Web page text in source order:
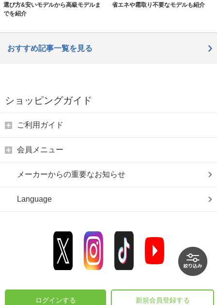
選び方&安いモデルから高級モデルま
でを紹介
省エネや霜取り不要なモデルも紹介
おすすめ記事一覧を見る
ショッピングガイド
ご利用ガイド
会員メニュー
メーカーからの重要なお知らせ
Language
ログインする 新規会員登録する